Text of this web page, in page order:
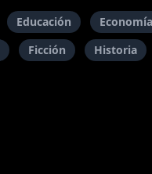
Educación
Ficción Historia